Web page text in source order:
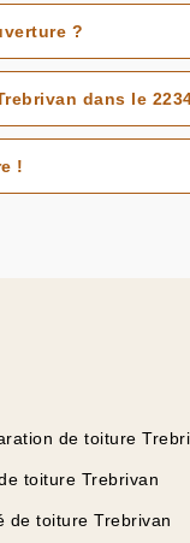
?
dans le
!
de toiture
toiture Trebrivan
de toiture Trebrivan